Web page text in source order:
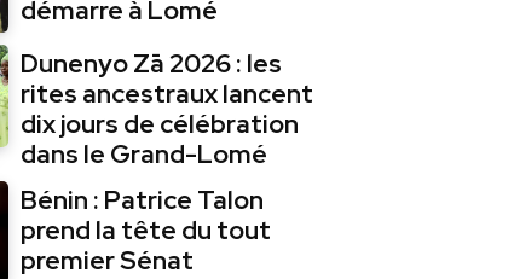
démarre à Lomé
Dunenyo Zā 2026 : les
rites ancestraux lancent
dix jours de célébration
dans le Grand-Lomé
Bénin : Patrice Talon
prend la tête du tout
premier Sénat